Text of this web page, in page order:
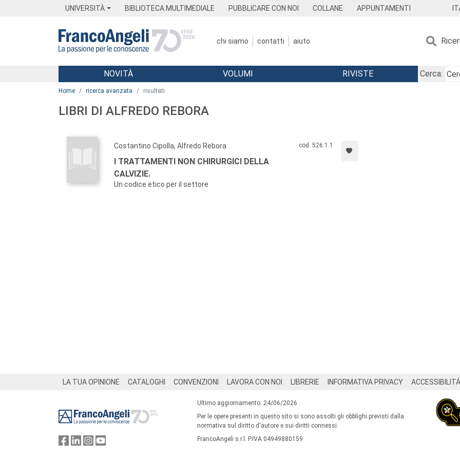
UNIVERSITÀ BIBLIOTECA MULTIMEDIALE PUBBLICARE CON NOI COLLANE APPUNTAMENTI
chi siamo contatti aiuto
Menu
NOVITÀ VOLUMI RIVISTE
Cerca:
Home ricerca avanzata risultati
LIBRI DI ALFREDO REBORA
Costantino Cipolla, Alfredo Rebora
I TRATTAMENTI NON CHIRURGICI DELLA
CALVIZIE.
Un codice etico per il settore
cod. 526.1.1
LA TUA OPINIONE CATALOGHI CONVENZIONI LAVORA CON NOI LIBRERIE INFORMATIVA PRIVACY ACCESSIBILITÁ
Ultimo aggiornamento: 24/06/2026
Per le opere presenti in questo sito si sono assolti gli obblighi previsti dalla
normativa sul diritto d'autore e sui diritti connessi.
FrancoAngeli s.r.l. P.IVA 04949880159